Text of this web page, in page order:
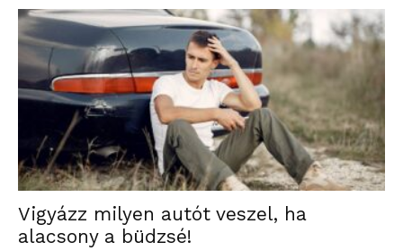
Vigyázz milyen autót veszel, ha
alacsony a büdzsé!